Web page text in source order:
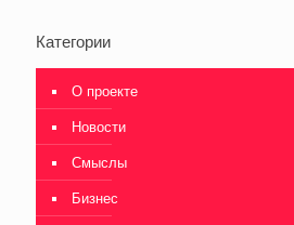
Категории
О проекте
Новости
Смыслы
Бизнес